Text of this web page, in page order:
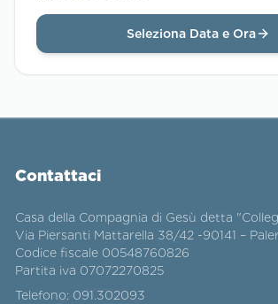
Seleziona Data e Ora
Contattaci
Casa della Compagnia di Gesù detta
Via Piersanti Mattarella 38/42 -90141 –
Codice fiscale 00548760826
Partita iva 07072270825
Telefono: 091.302093